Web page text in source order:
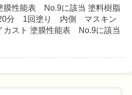
性能表 No.9に該当 塗料樹脂
分 1回塗り 内側 マスキン
スト 塗膜性能表 No.9に該当